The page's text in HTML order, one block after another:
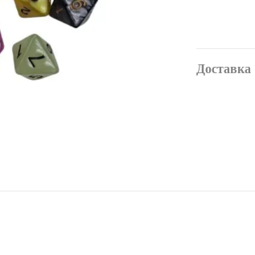
Доставка